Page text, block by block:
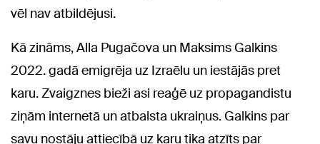
vēl nav atbildējusi.
Kā zināms, Alla Pugačova un Maksims Galkins
2022. gadā emigrēja uz Izraēlu un iestājās pret
karu. Zvaigznes bieži asi reaģē uz propagandistu
ziņām internetā un atbalsta ukraiņus. Galkins par
savu nostāju attiecībā uz karu tika atzīts par